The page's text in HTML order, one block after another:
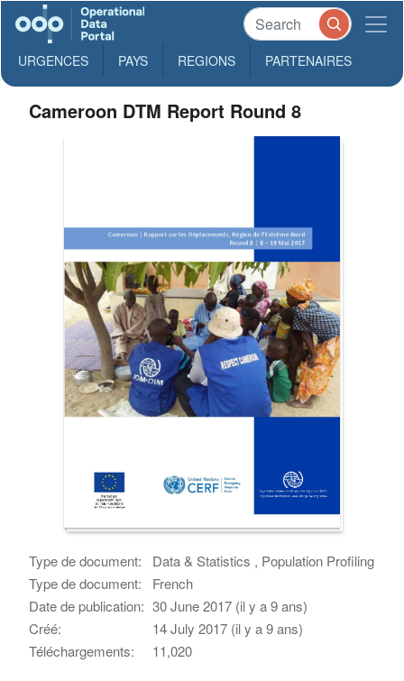
URGENCES PAYS REGIONS PARTENAIRES
Cameroon DTM Report Round 8
Type de document:
Data & Statistics , Population Profiling
Type de document:
French
Date de publication: 30 June 2017 (il y a 9 ans)
Créé:
14 July 2017 (il y a 9 ans)
Téléchargements:
11,020